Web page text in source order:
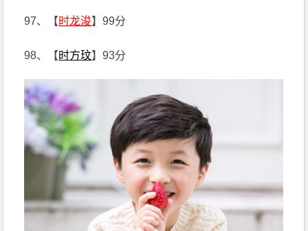
97、【时龙浚】99分
98、【时方玟】93分